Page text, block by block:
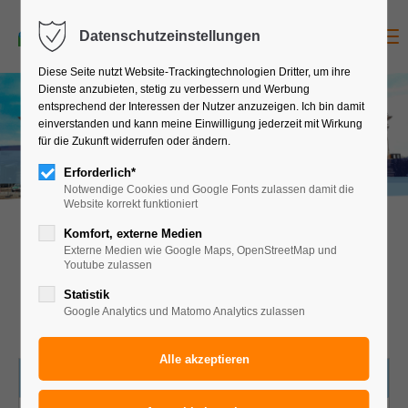
2
x
Ü
/
F
a
b
€
9
BERLIN - 6 TAGE
jetzt anfragen
Vorschlag für eine 6-tägige
Studienreise nach Berlin und
HOTELS
Datenschutzeinstellungen
Diese Seite nutzt Website-Trackingtechnologien Dritter, um ihre
Dienste anzubieten, stetig zu verbessern und Werbung
entsprechend der Interessen der Nutzer anzuzeigen. Ich bin damit
einverstanden und kann meine Einwilligung jederzeit mit Wirkung
für die Zukunft widerrufen oder ändern.
Erforderlich*
Notwendige Cookies und Google Fonts zulassen damit die
Website korrekt funktioniert
Komfort, externe Medien
Externe Medien wie Google Maps, OpenStreetMap und
Youtube zulassen
Statistik
Google Analytics und Matomo Analytics zulassen